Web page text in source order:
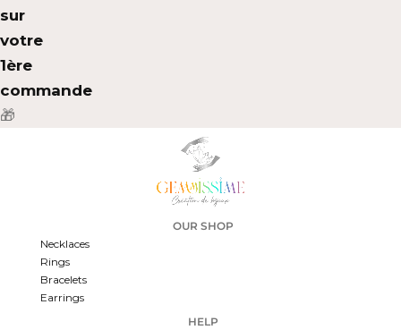
sur
votre
1ère
commande
🎁
OUR SHOP
Necklaces
Rings
Bracelets
Earrings
HELP